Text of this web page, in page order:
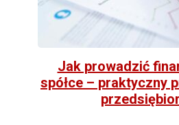
Jak prowadzić
spółce – praktyczny